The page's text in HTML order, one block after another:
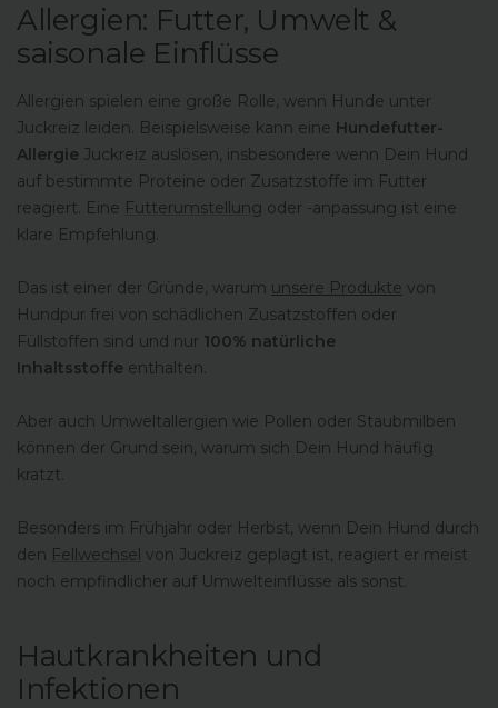
Allergien: Futter, Umwelt &
saisonale Einflüsse
Allergien spielen eine große Rolle, wenn Hunde unter
Juckreiz leiden. Beispielsweise kann eine Hundefutter-
Allergie Juckreiz auslösen, insbesondere wenn Dein Hund
auf bestimmte Proteine oder Zusatzstoffe im Futter
reagiert. Eine Futterumstellung oder -anpassung ist eine
klare Empfehlung.
Das ist einer der Gründe, warum unsere Produkte von
Hundpur frei von schädlichen Zusatzstoffen oder
Füllstoffen sind und nur 100% natürliche
Inhaltsstoffe enthalten.
Aber auch Umweltallergien wie Pollen oder Staubmilben
können der Grund sein, warum sich Dein Hund häufig
kratzt.
Besonders im Frühjahr oder Herbst, wenn Dein Hund durch
den Fellwechsel von Juckreiz geplagt ist, reagiert er meist
noch empfindlicher auf Umwelteinflüsse als sonst.
Hautkrankheiten und
Infektionen